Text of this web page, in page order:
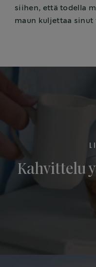
siihen, että todella
maun kuljettaa sinut
Kahvittelu